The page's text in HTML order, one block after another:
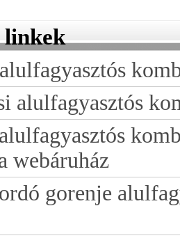
linkek
alulfagyasztós
webáruház
gorenje